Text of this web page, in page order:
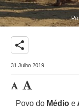
share
31 Julho 2019
Povo do Médio e